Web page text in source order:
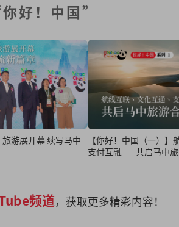
你好！中国”
幕 续写马中
【你好！中国（一）
支付互融——共启马中
频道，获取更多精彩内容！